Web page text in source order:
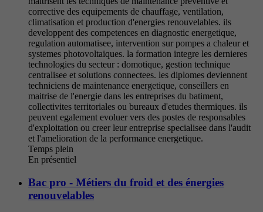
corrective des equipements de chauffage, ventilation,
climatisation et production d'energies renouvelables. ils
developpent des competences en diagnostic energetique,
regulation automatisee, intervention sur pompes a chaleur et
systemes photovoltaiques. la formation integre les dernieres
technologies du secteur : domotique, gestion technique
centralisee et solutions connectees. les diplomes deviennent
techniciens de maintenance energetique, conseillers en
maitrise de l'energie dans les entreprises du batiment,
collectivites territoriales ou bureaux d'etudes thermiques. ils
peuvent egalement evoluer vers des postes de responsables
d'exploitation ou creer leur entreprise specialisee dans l'audit
et l'amelioration de la performance energetique.
Temps plein
En présentiel
Bac pro - Métiers du froid et des énergies
renouvelables